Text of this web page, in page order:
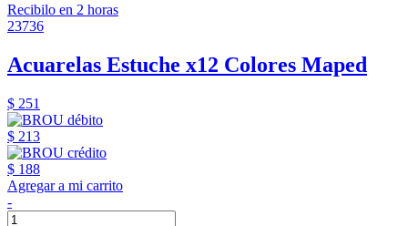
Recibilo en 2 horas
23736
Acuarelas Estuche x12 Colores Maped
$ 251
$ 213
$ 188
Agregar a mi carrito
-